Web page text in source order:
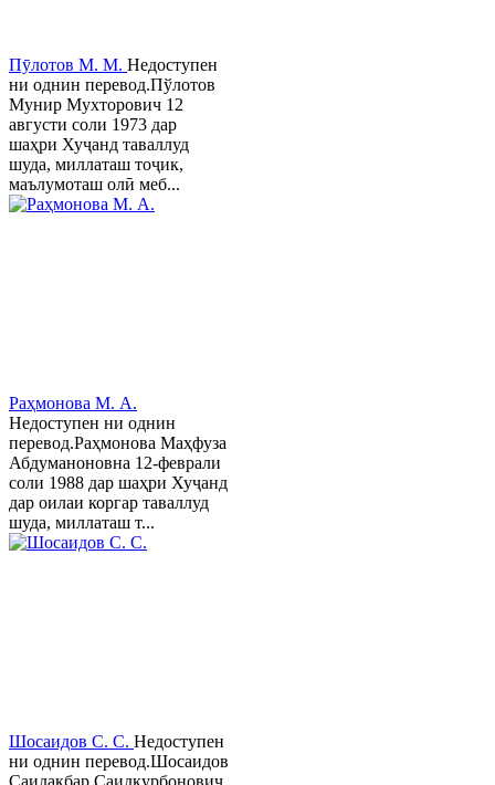
Пӯлотов М. М. Недоступен
ни однин перевод.Пўлотов
Мунир Мухторович 12
августи соли 1973 дар
шаҳри Хуҷанд таваллуд
шуда, миллаташ тоҷик,
маълумоташ олӣ меб...
Раҳмонова М. А.
Недоступен ни однин
перевод.Раҳмонова Маҳфуза
Абдуманоновна 12-феврали
соли 1988 дар шаҳри Хуҷанд
дар оилаи коргар таваллуд
шуда, миллаташ т...
Шосаидов С. С. Недоступен
ни однин перевод.Шосаидов